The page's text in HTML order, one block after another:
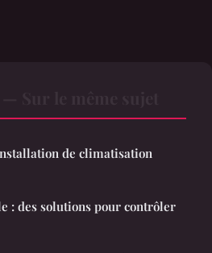
de climatisation
: des solutions pour contrôler